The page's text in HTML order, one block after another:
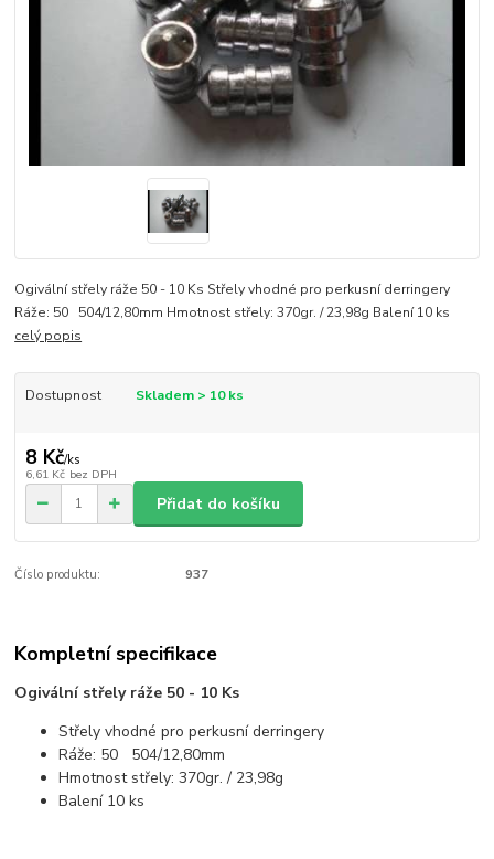
Ogivální střely ráže 50 - 10 Ks Střely vhodné pro perkusní derringery
Ráže: 50 504/12,80mm Hmotnost střely: 370gr. / 23,98g Balení 10 ks
celý popis
Dostupnost Skladem > 10 ks
8 Kč/ks
6,61 Kč bez DPH
Přidat do košíku
Číslo produktu: 937
Kompletní specifikace
Ogivální střely ráže 50 - 10 Ks
Střely vhodné pro perkusní derringery
Ráže: 50 504/12,80mm
Hmotnost střely: 370gr. / 23,98g
Balení 10 ks